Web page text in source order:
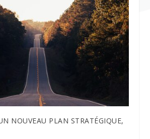
NOUVEAU PLAN STRATÉGIQUE,